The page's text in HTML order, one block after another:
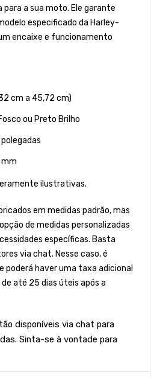
para a sua moto. Ele garante
especificado da Harley-
encaixe e funcionamento
cm a 45,72 cm)
ou Preto Brilho
mm
ilustrativas.
em medidas padrão, mas
de medidas personalizadas
específicas. Basta
via chat. Nesse caso, é
haver uma taxa adicional
até 25 dias úteis após a
disponíveis via chat para
Sinta-se à vontade para